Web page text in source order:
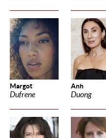
Margot
Dufrene
Anh
Duong